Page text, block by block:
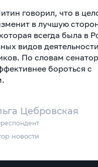
Цебровская
новости
говорил, что в
в лучшую
всегда была в
видов
По словам
бороться с